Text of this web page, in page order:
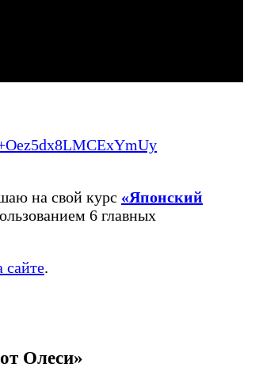
на свой курс «Японский
6 главных
сайте.
Олеси»